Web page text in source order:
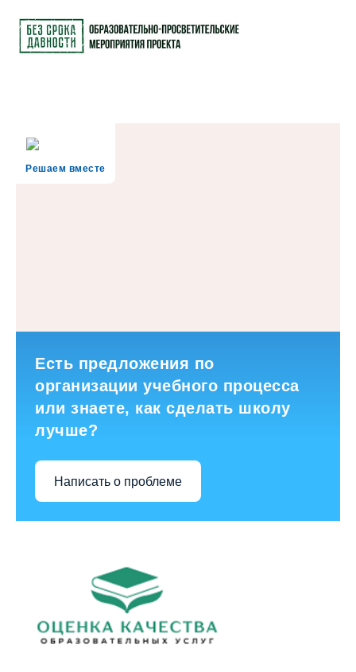
Решаем вместе
Есть предложения по
организации учебного процесса
или знаете, как сделать школу
лучше?
Написать о проблеме